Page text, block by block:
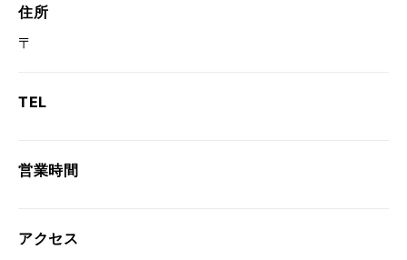
住所
〒
TEL
営業時間
アクセス